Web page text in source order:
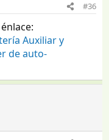
#36
Auxiliar y
de auto-